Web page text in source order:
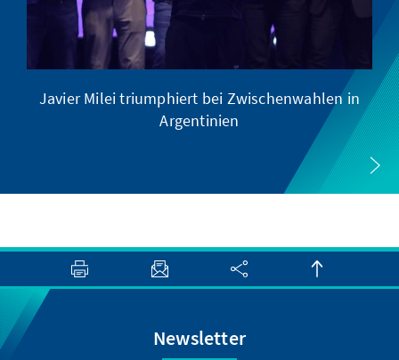
Javier Milei triumphiert bei Zwischenwahlen in
Argentinien
Newsletter